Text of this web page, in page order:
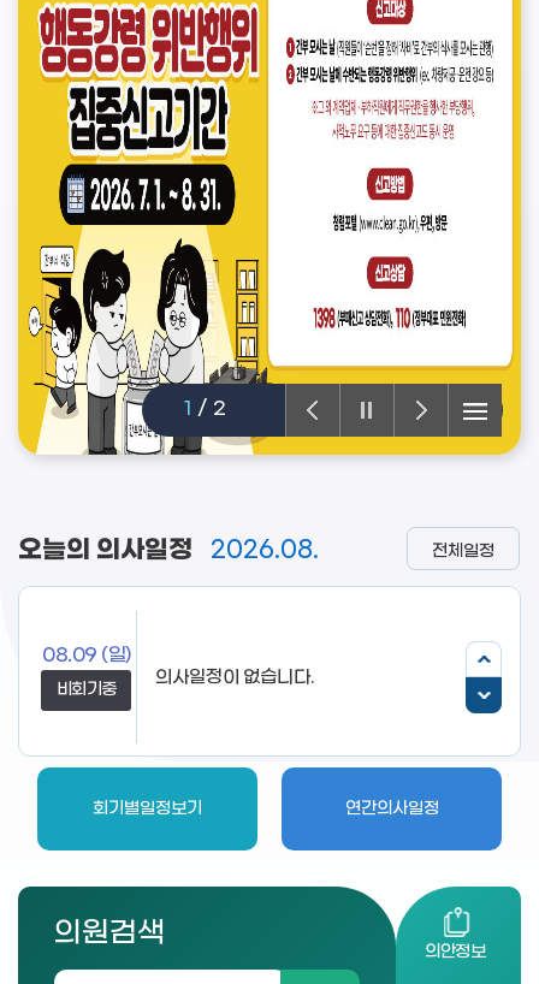
1 / 2
오늘의 의사일정 2026.08.
08.09 (일)
비회기중
회기별일정보기 연간의사일정
전체일정
의원검색
의안정보